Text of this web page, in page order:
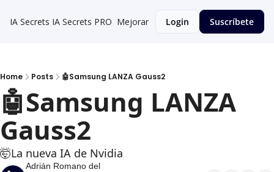
IA Secrets IA Secrets PRO Mejorar Login Suscríbete
Home Posts 🤖Samsung LANZA Gauss2
🤖Samsung LANZA
Gauss2
🤯La nueva IA de Nvidia
Adrián Romano del